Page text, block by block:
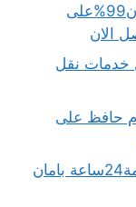
شركة نقل عفش بالمدينة المنورة|ضمان99%على
بـ18%افضل خدمات نقل
حافظ على
نقل عفش من الرياض الى القصيم خدمة24ساعة بامان